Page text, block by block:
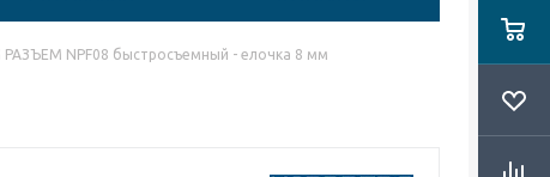
РАЗЪЕМ NPF08 быстросъемный - елочка 8 мм